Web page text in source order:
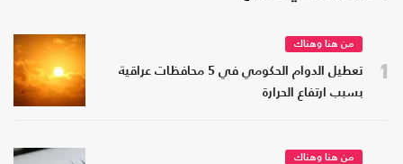
1
من هنا وهناك
تعطيل الدوام الحكومي في 5 محافظات عراقية
بسبب ارتفاع الحرارة
من هنا وهناك